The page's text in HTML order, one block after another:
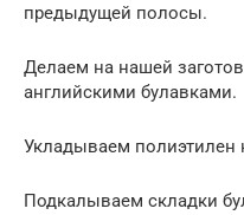
предыдущей полосы.
Делаем на нашей
английскими булавками.
Укладываем полиэтилен
Подкалываем складки